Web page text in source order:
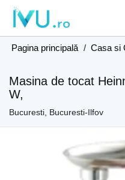
Pagina principală / Casa si
Masina de tocat
W,
Bucuresti, Bucuresti-Ilfov